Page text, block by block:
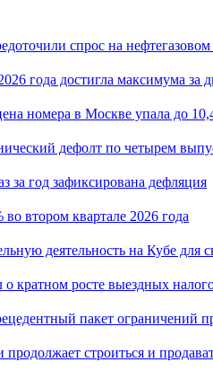
спрос на
года достигла максимума за
номера в Москве упала до
дефолт по четырем
за год зафиксирована дефляция
втором квартале 2026 года
деятельность на Кубе для
кратном росте выездных
пакет ограничений
строиться и